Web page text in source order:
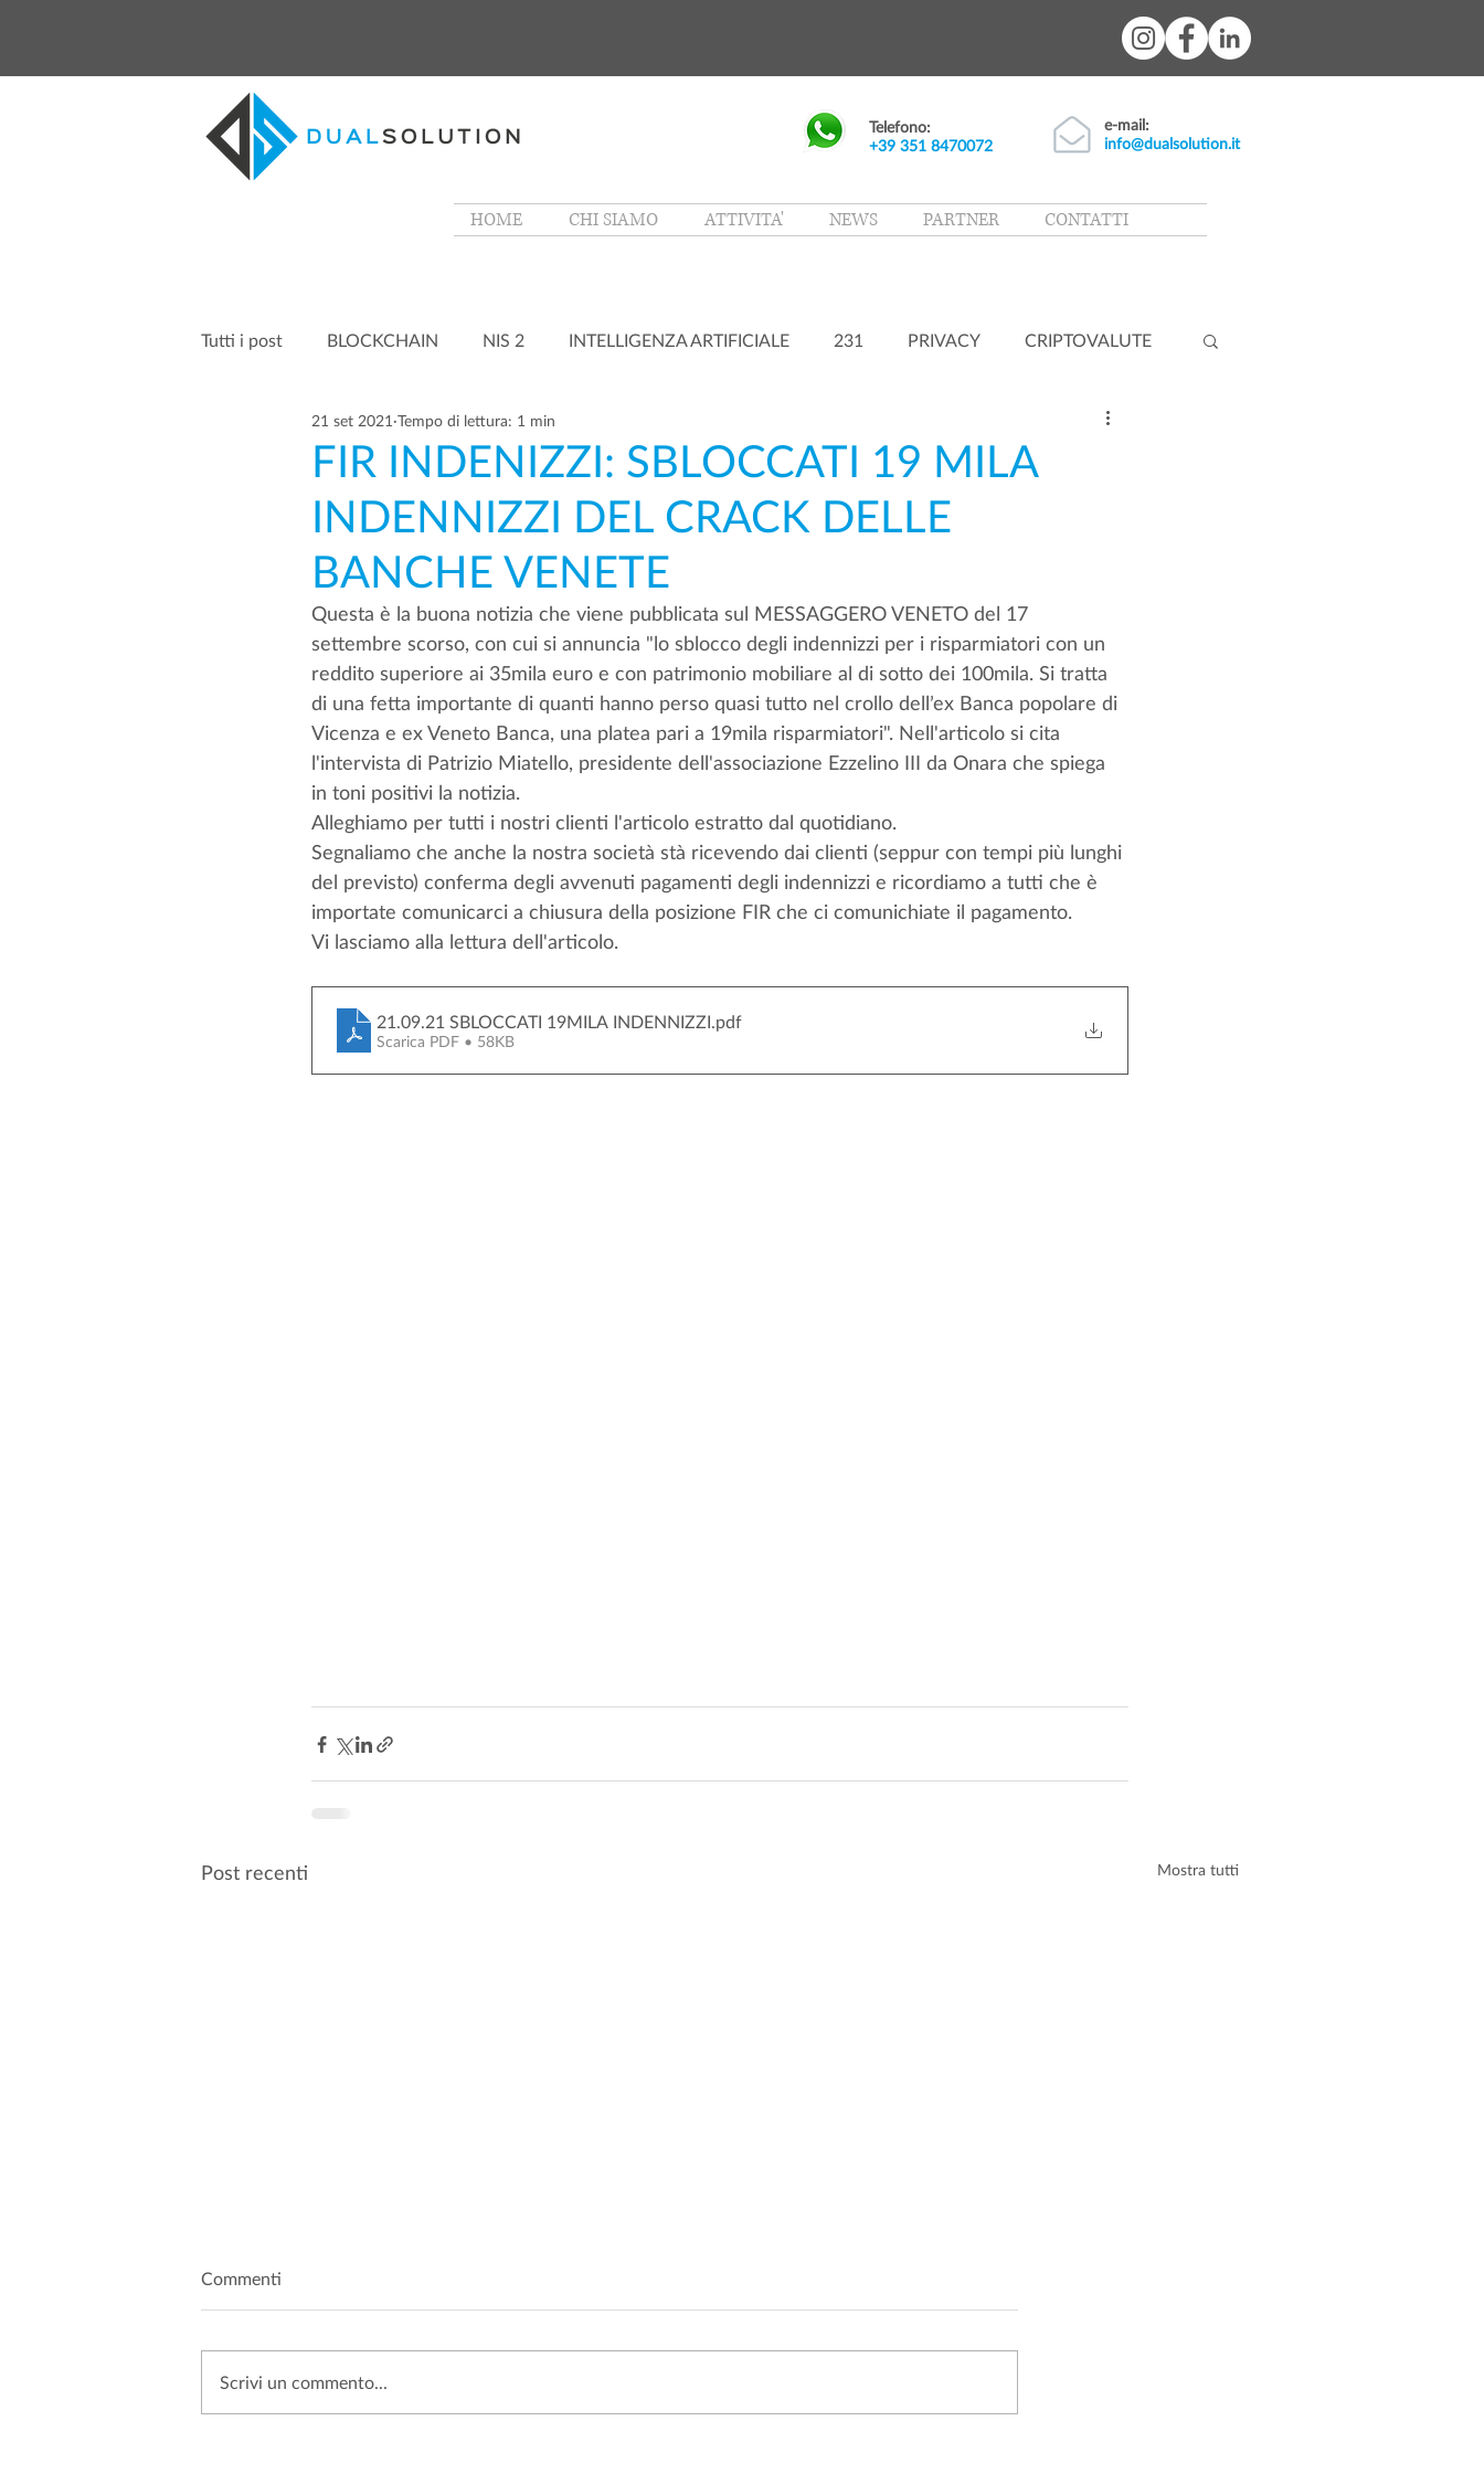
Telefono:
+39 351 8470072
e-mail:
info@dualsolution.it
HOME CHI SIAMO ATTIVITA' NEWS PARTNER CONTATTI
Tutti i post BLOCKCHAIN NIS 2 INTELLIGENZA ARTIFICIALE 231 PRIVACY CRIPTOVALUTE
FIR INDENIZZI: SBLOCCATI 19 MILA
INDENNIZZI DEL CRACK DELLE
BANCHE VENETE
21 set 2021 Tempo di lettura: 1 min
Questa è la buona notizia che viene pubblicata sul MESSAGGERO VENETO del 17
settembre scorso, con cui si annuncia "lo sblocco degli indennizzi per i risparmiatori con un
reddito superiore ai 35mila euro e con patrimonio mobiliare al di sotto dei 100mila. Si tratta
di una fetta importante di quanti hanno perso quasi tutto nel crollo dell’ex Banca popolare di
Vicenza e ex Veneto Banca, una platea pari a 19mila risparmiatori". Nell'articolo si cita
l'intervista di Patrizio Miatello, presidente dell'associazione Ezzelino III da Onara che spiega
in toni positivi la notizia.
Alleghiamo per tutti i nostri clienti l'articolo estratto dal quotidiano.
Segnaliamo che anche la nostra società stà ricevendo dai clienti (seppur con tempi più lunghi
del previsto) conferma degli avvenuti pagamenti degli indennizzi e ricordiamo a tutti che è
importate comunicarci a chiusura della posizione FIR che ci comunichiate il pagamento.
Vi lasciamo alla lettura dell'articolo.
21.09.21 SBLOCCATI 19MILA INDENNIZZI .pdf
Scarica PDF • 58KB
Post recenti Mostra tutti
Commenti
Scrivi un commento...